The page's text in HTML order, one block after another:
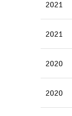
2021
2021
2020
2020